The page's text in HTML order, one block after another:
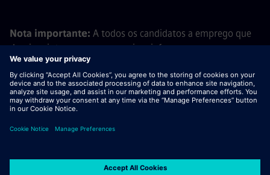
Nota importante: A todos os candidatos a emprego que
desejem integrar a nossa equipa, informamos que a
Siemens não solicita o pagamento de quaisquer taxas
antes, durante ou após o processo de candidatura. Não
pedimos dados bancários ou informações financeiras
pessoais em troca de uma promessa de emprego. Da
que pareçam ter sido enviados por um recrutador da
contactado por um dos nossos profissionais no âmbito de